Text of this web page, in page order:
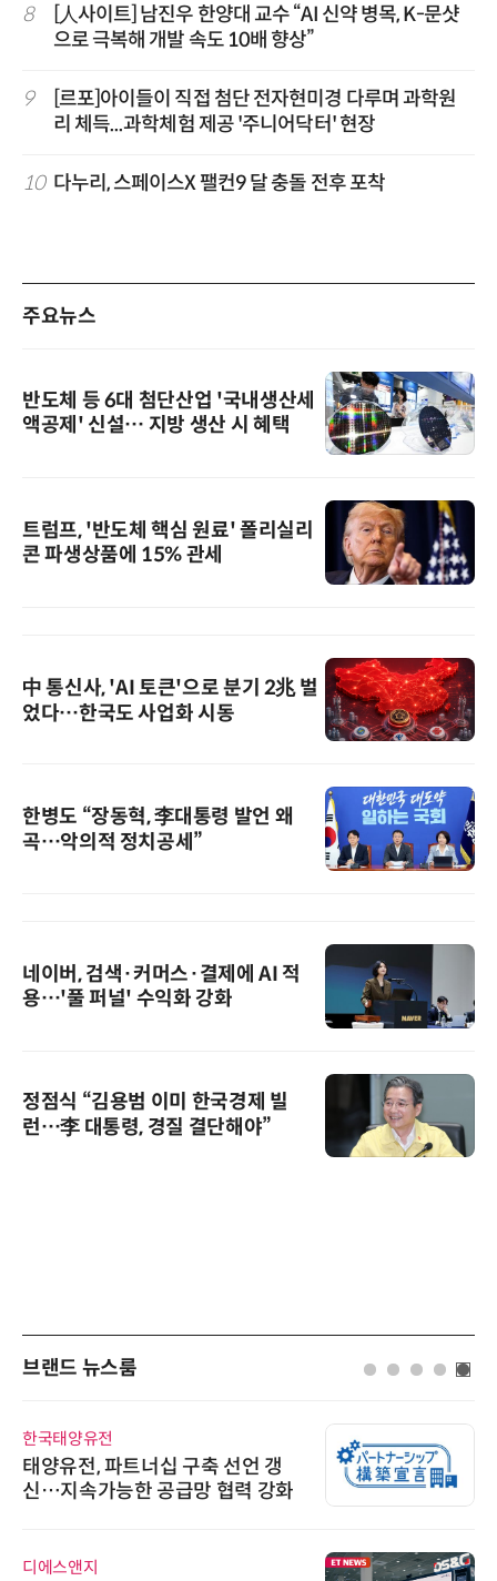
8
[人사이트] 남진우 한양대 교수 “AI 신약 병목, K-문샷
으로 극복해 개발 속도 10배 향상”
9
[르포]아이들이 직접 첨단 전자현미경 다루며 과학원
리 체득...과학체험 제공 '주니어닥터' 현장
10 다누리, 스페이스X 팰컨9 달 충돌 전후 포착
주요뉴스
반도체 등 6대 첨단산업 '국내생산세
액공제' 신설… 지방 생산 시 혜택
트럼프, '반도체 핵심 원료' 폴리실리
콘 파생상품에 15% 관세
中 통신사, 'AI 토큰'으로 분기 2兆 벌
었다…한국도 사업화 시동
한병도 “장동혁, 李대통령 발언 왜
곡…악의적 정치공세”
네이버, 검색·커머스·결제에 AI 적
용…'풀 퍼널' 수익화 강화
정점식 “김용범 이미 한국경제 빌
런…李 대통령, 경질 결단해야”
브랜드 뉴스룸
한국태양유전
태양유전, 파트너십 구축 선언 갱
신…지속가능한 공급망 협력 강화
디에스앤지